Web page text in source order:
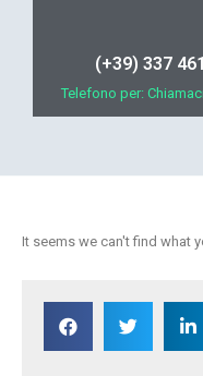
(+39) 337
Telefono per:
It seems we can't find what